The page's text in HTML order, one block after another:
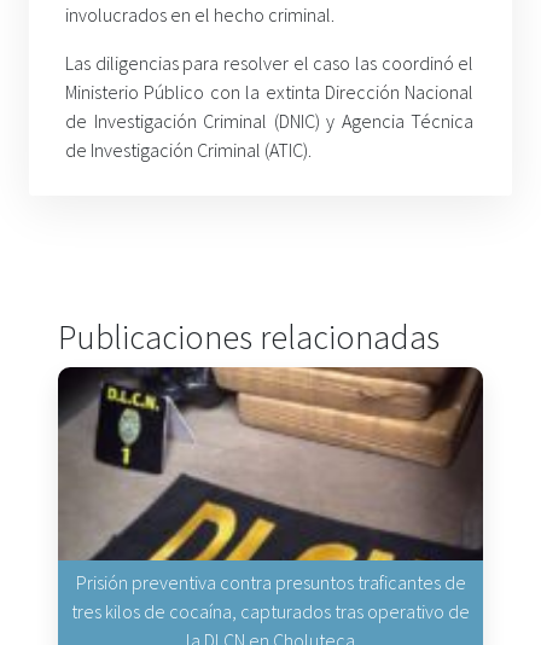
involucrados en el hecho criminal.
Las diligencias para resolver el caso las coordinó el
Ministerio Público con la extinta Dirección Nacional
de Investigación Criminal (DNIC) y Agencia Técnica
de Investigación Criminal (ATIC).
Publicaciones relacionadas
Prisión preventiva contra presuntos traficantes de
tres kilos de cocaína, capturados tras operativo de
la DLCN en Choluteca